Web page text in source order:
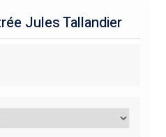
Jules Tallandier